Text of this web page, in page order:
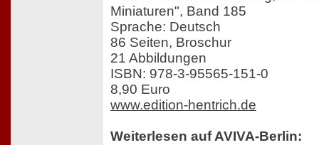
Miniaturen", Band 185
Sprache: Deutsch
86 Seiten, Broschur
21 Abbildungen
ISBN: 978-3-95565-151-0
8,90 Euro
www.edition-hentrich.de
Weiterlesen auf AVIVA-Berlin: